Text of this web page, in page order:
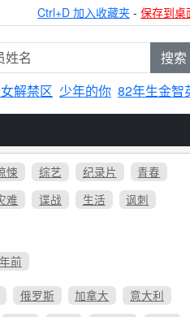
Ctrl+D 加入收藏夹 - 保存到桌
搜索
解禁区 少年的你 82年生金智
悚 综艺 纪录片
青春
难 谍战 生活
讽刺
前
俄罗斯 加拿大
意大利